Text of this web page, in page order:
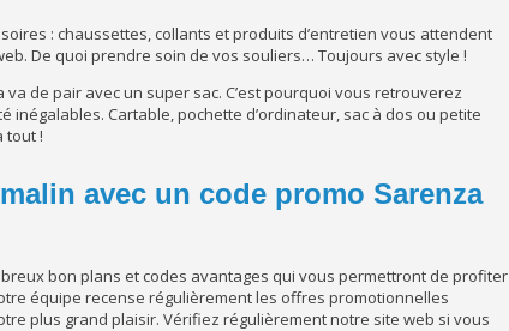
: chaussettes, collants et produits d’entretien vous attendent
De quoi prendre soin de vos souliers… Toujours avec style !
va de pair avec un super sac. C’est pourquoi vous retrouverez
inégalables. Cartable, pochette d’ordinateur, sac à dos ou petite
tout !
avec un code promo Sarenza
bon plans et codes avantages qui vous permettront de profiter
équipe recense régulièrement les offres promotionnelles
plus grand plaisir. Vérifiez régulièrement notre site web si vous